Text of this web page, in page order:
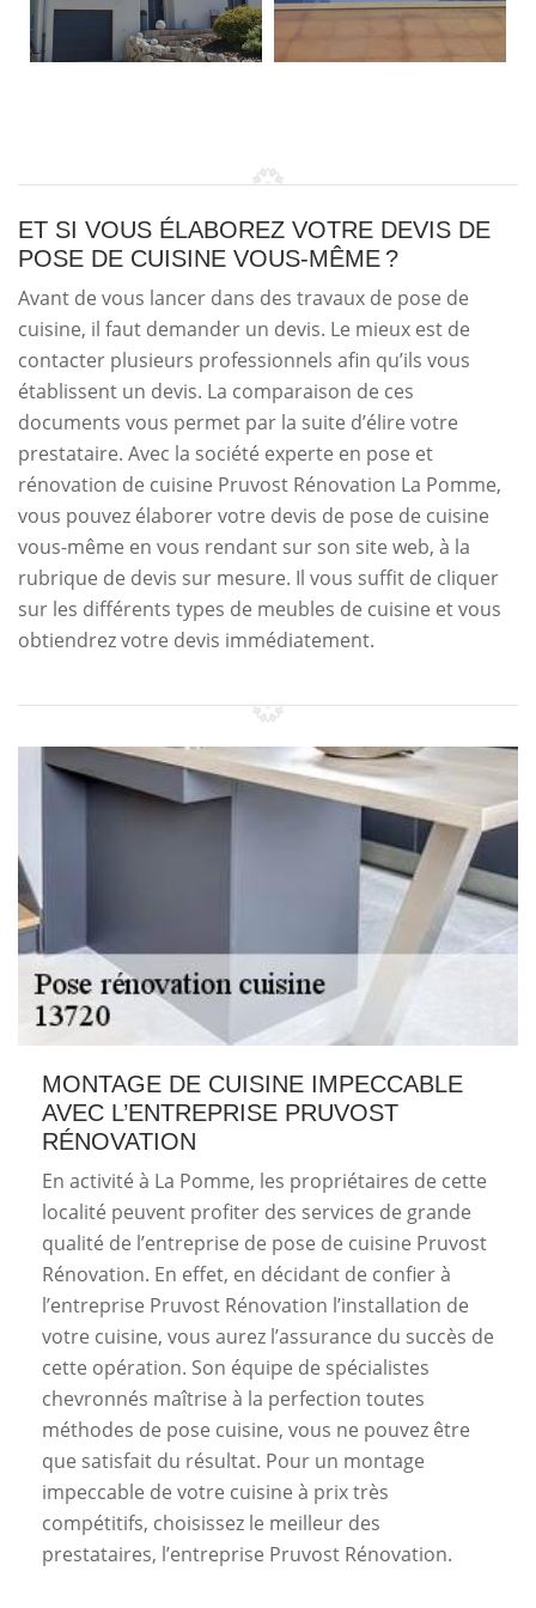
ET SI VOUS ÉLABOREZ VOTRE DEVIS DE
POSE DE CUISINE VOUS-MÊME ?
Avant de vous lancer dans des travaux de pose de
cuisine, il faut demander un devis. Le mieux est de
contacter plusieurs professionnels afin qu’ils vous
établissent un devis. La comparaison de ces
documents vous permet par la suite d’élire votre
prestataire. Avec la société experte en pose et
rénovation de cuisine Pruvost Rénovation La Pomme,
vous pouvez élaborer votre devis de pose de cuisine
vous-même en vous rendant sur son site web, à la
rubrique de devis sur mesure. Il vous suffit de cliquer
sur les différents types de meubles de cuisine et vous
obtiendrez votre devis immédiatement.
MONTAGE DE CUISINE IMPECCABLE
AVEC L’ENTREPRISE PRUVOST
RÉNOVATION
En activité à La Pomme, les propriétaires de cette
localité peuvent profiter des services de grande
qualité de l’entreprise de pose de cuisine Pruvost
Rénovation. En effet, en décidant de confier à
l’entreprise Pruvost Rénovation l’installation de
votre cuisine, vous aurez l’assurance du succès de
cette opération. Son équipe de spécialistes
chevronnés maîtrise à la perfection toutes
méthodes de pose cuisine, vous ne pouvez être
que satisfait du résultat. Pour un montage
impeccable de votre cuisine à prix très
compétitifs, choisissez le meilleur des
prestataires, l’entreprise Pruvost Rénovation.